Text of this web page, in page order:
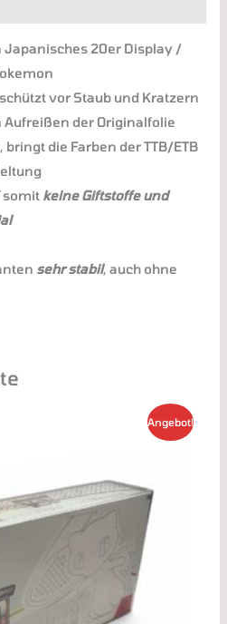
Japanisches 20er Display /
vor Staub und Kratzern
der Originalfolie
die Farben der TTB/ETB
somit keine Giftstoffe und
sehr stabil, auch ohne
Angebot!